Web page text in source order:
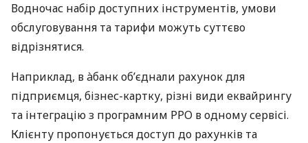
Водночас набір доступних інструментів, умови
обслуговування та тарифи можуть суттєво
відрізнятися.
Наприклад, в àбанк об’єднали рахунок для
підприємця, бізнес-картку, різні види еквайрингу
та інтеграцію з програмним РРО в одному сервісі.
Клієнту пропонується доступ до рахунків та